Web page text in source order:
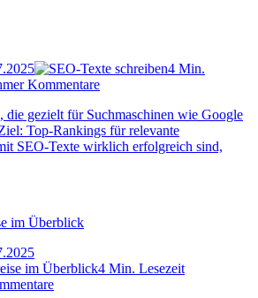
4 Min.
Kommentare
die gezielt für Suchmaschinen wie Google
Top-Rankings für relevante
SEO-Texte wirklich erfolgreich sind,
im Überblick
4 Min. Lesezeit